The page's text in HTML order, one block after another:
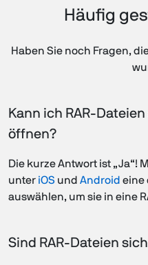
Häufig
Haben Sie noch Fragen,
Kann ich RAR-
öffnen?
Die kurze Antwort ist „Ja“!
unter iOS und Android eine
auswählen, um sie in eine
Sind RAR-Dateien